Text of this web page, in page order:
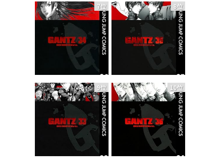
7位 8位
9位 10位